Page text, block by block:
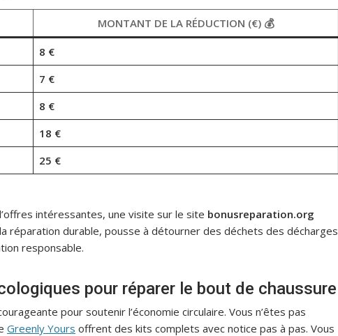
MONTANT DE LA RÉDUCTION (€) 💰
8 €
7 €
8 €
18 €
25 €
intéressantes, une visite sur le site bonusreparation.org
réparation durable, pousse à détourner des déchets des décharges
responsable.
pour réparer le bout de chaussure
pour soutenir l’économie circulaire. Vous n’êtes pas
Greenly Yours offrent des kits complets avec notice pas à pas. Vous